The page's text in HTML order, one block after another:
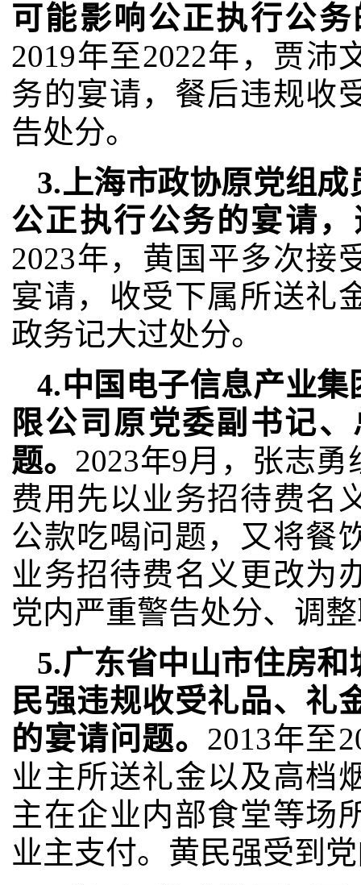
可能影响公正执行公
2019年至2022年，贾沛
务的宴请，餐后违规收
告处分。
3.上海市政协原党组
公正执行公务的宴请
2023年，黄国平多次接
宴请，收受下属所送礼
政务记大过处分。
4.中国电子信息产业
限公司原党委副书记
题。 2023年9月，张志
费用先以业务招待费名
公款吃喝问题，又将餐
业务招待费名义更改为
党内严重警告处分、调
5.广东省中山市住房
民强违规收受礼品、礼
的宴请问题。 2013年至
业主所送礼金以及高档
主在企业内部食堂等场
业主支付。黄民强受到